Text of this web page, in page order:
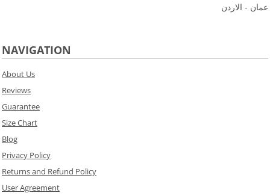
عمان - الاردن
NAVIGATION
About Us
Reviews
Guarantee
Size Chart
Blog
Privacy Policy
Returns and Refund Policy
User Agreement